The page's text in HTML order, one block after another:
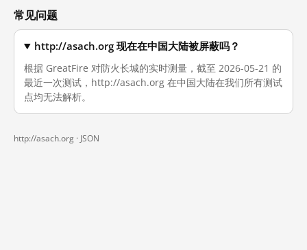
常见问题
http://asach.org 现在在中国大陆被屏蔽吗？
根据 GreatFire 对防火长城的实时测量，截至 2026-05-21 的
最近一次测试，http://asach.org 在中国大陆在我们所有测试
点均无法解析。
http://asach.org · JSON